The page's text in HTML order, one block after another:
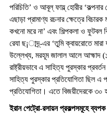
পরিচিতি’ ও আবূল্ ফায্ল্ হোরীর
এছাড়া প্রামাণ্য রচনার ক্ষেত্রে
কখনো মরে না’ এবং শিল্পকলা ও ফুটবল
রেযা ছ¡াদ্র্-এর ‘তুমি ক্বায়রোতে
উল্লেখ্য, মরহূম জালাল আলে আহ্মাদ
রাষ্ট্রীয়ভাবে এ সাহিত্য পুরস্কার
সাহিত্য পুরস্কার প্রতিযোগিতা ছিল এ
প্রতিযোগিতা। এতে বিজয়ীদেরকে ৩০
ইরান পেট্রো-রসায়ন প্রকল্পসমূহে